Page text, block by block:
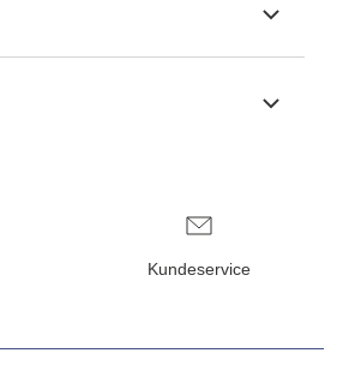
Kundeservice